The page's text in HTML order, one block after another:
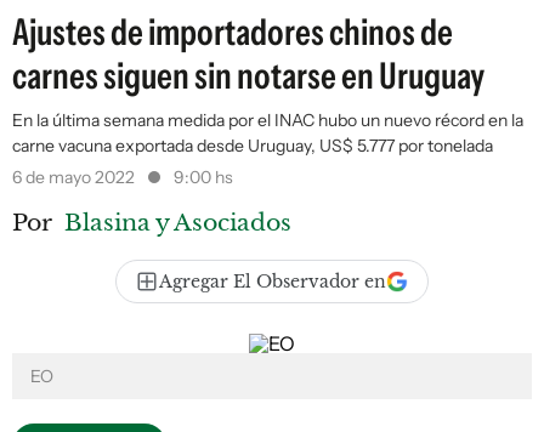
Ajustes de importadores chinos de
carnes siguen sin notarse en Uruguay
En la última semana medida por el INAC hubo un nuevo récord en la
carne vacuna exportada desde Uruguay, US$ 5.777 por tonelada
6 de mayo 2022
9:00 hs
Por Blasina y Asociados
Agregar El Observador en
EO